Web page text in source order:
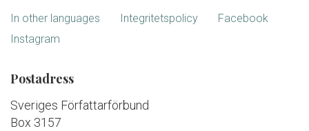
In other languages Integritetspolicy
Facebook
Instagram
Postadress
Sveriges Författarförbund
Box 3157